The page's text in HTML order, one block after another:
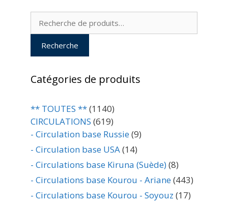
Recherche
Recherche
Catégories de produits
** TOUTES **(1140)
CIRCULATIONS (619)
- Circulation base Russie(9)
- Circulation base USA(14)
- Circulations base Kiruna (Suède)(8)
- Circulations base Kourou - Ariane(443)
- Circulations base Kourou - Soyouz (17)